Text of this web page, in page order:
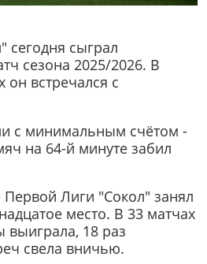
сегодня сыграл
сезона 2025/2026. В
встречался с
с минимальным счётом -
на 64-й минуте забил
Первой Лиги "Сокол" занял
место. В 33 матчах
18 раз
свела вничью.